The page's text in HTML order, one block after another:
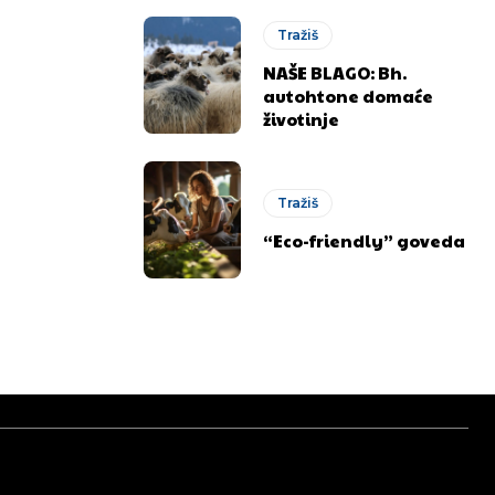
Tražiš
NAŠE BLAGO: Bh.
autohtone domaće
životinje
Tražiš
“Eco-friendly” goveda